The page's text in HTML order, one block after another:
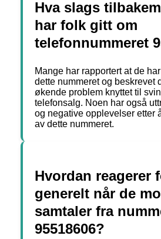
Hva slags
har folk gitt om
telefonnummeret
Mange har rapportert at de
dette nummeret og beskrevet
økende problem knyttet til
telefonsalg. Noen har også
og negative opplevelser etter
av dette nummeret.
Hvordan reagerer
generelt når de
samtaler fra
95518606?